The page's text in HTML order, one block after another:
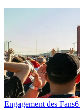
Engagement des Fans6